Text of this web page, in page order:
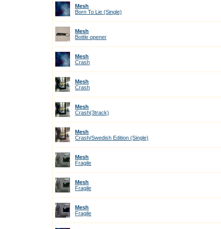
Mesh
Born To Lie (Single)
Mesh
Bottle opener
Mesh
Crash
Mesh
Crash
Mesh
Crash(3track)
Mesh
Crash/Swedish Edition (Single)
Mesh
Fragile
Mesh
Fragile
Mesh
Fragile